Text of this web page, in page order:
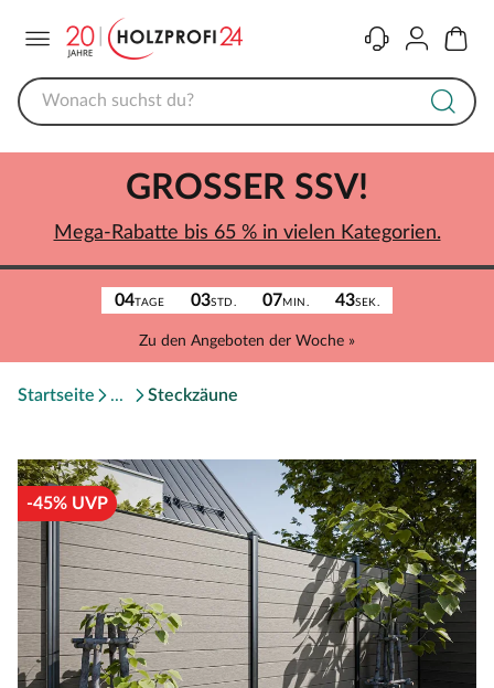
KontaktKonto
04TAGE 03STD. 07MIN. 43SEK.
Zu den Angeboten der Woche »
GROSSER SSV!
Mega-Rabatte bis 65 % in vielen Kategorien.
Startseite Steckzäune
-45% UVP